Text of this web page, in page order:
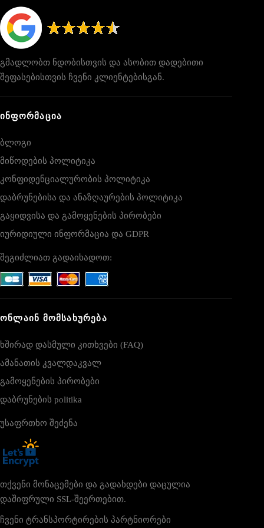
გმადლობთ ნდობისთვის და ასობით დადებითი
შეფასებისთვის ჩვენი კლიენტებისგან.
ᲘᲜᲤᲝᲠᲛᲐᲪᲘᲐ
ბლოგი
მიწოდების პოლიტიკა
კონფიდენციალურობის პოლიტიკა
დაბრუნებისა და ანაზღაურების პოლიტიკა
გაყიდვისა და გამოყენების პირობები
იურიდიული ინფორმაცია და GDPR
შეგიძლიათ გადაიხადოთ:
ᲝᲜᲚᲐᲘᲜ ᲛᲝᲛᲡᲐᲮᲣᲠᲔᲑᲐ
ხშირად დასმული კითხვები (FAQ)
ამანათის კვალდაკვალ
გამოყენების პირობები
დაბრუნების politika
უსაფრთხო შეძენა
თქვენი მონაცემები და გადახდები დაცულია
დაშიფრული SSL-შეერთებით.
ჩვენი ტრანსპორტირების პარტნიორები